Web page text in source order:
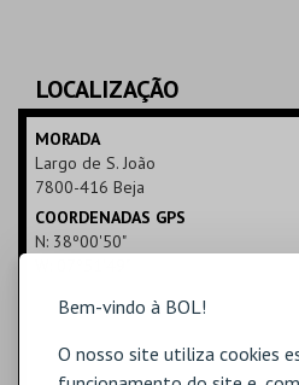
Bem-vindo à BOL!
O nosso site utiliza cookies
LOCALIZAÇÃO
MORADA
Largo de S. João
7800-416 Beja
COORDENADAS GPS
N: 38º00'50"